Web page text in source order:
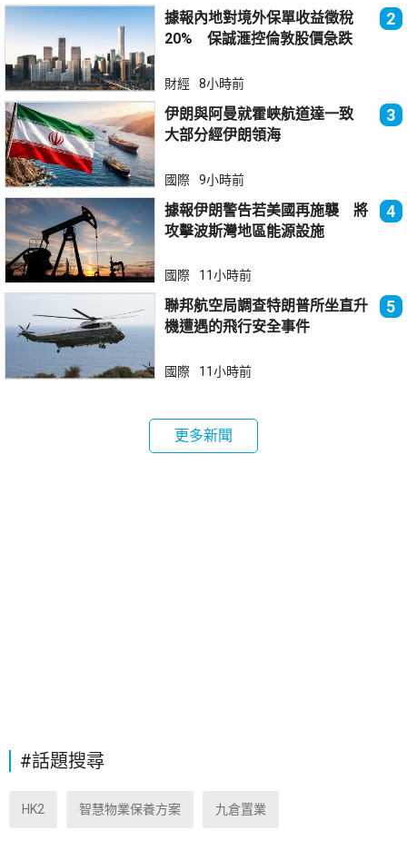
據報內地對境外保單收益徵稅
20% 保誠滙控倫敦股價急跌
2
財經 8小時前
伊朗與阿曼就霍峽航道達一致
大部分經伊朗領海
3
國際 9小時前
據報伊朗警告若美國再施襲 將
攻擊波斯灣地區能源設施
4
國際 11小時前
聯邦航空局調查特朗普所坐直升
機遭遇的飛行安全事件
5
國際 11小時前
更多新聞
#話題搜尋
HK2 智慧物業保養方案 九倉置業